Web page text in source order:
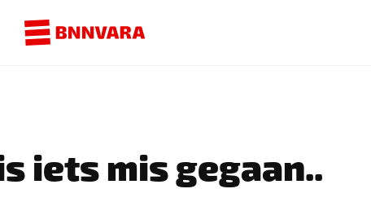
iets mis gegaan..